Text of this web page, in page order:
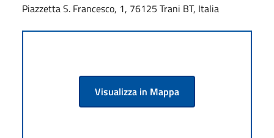
Piazzetta S. Francesco, 1, 76125 Trani BT, Italia
Visualizza in Mappa